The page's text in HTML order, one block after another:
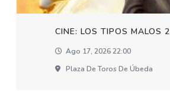
CINE: LOS TIPOS MALOS 2
Ago 17, 2026 22:00
Plaza De Toros De Úbeda